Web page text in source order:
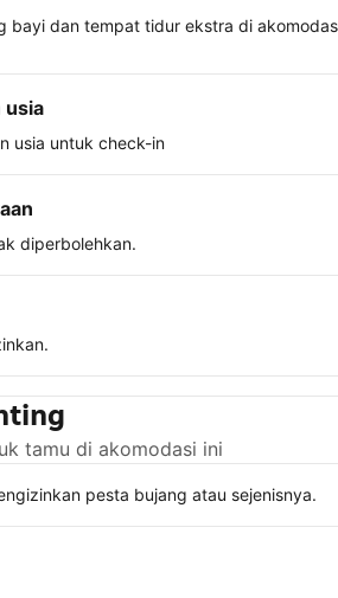
bayi dan tempat tidur ekstra di
usia
usia untuk check-in
diperbolehkan.
tamu di akomodasi ini
pesta bujang atau sejenisnya.